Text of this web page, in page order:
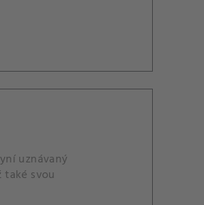
uznávaný
také svou